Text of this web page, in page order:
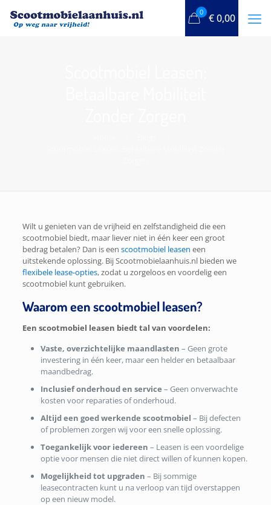
0 €0,00
Wilt u genieten van de vrijheid en zelfstandigheid die een
scootmobiel biedt, maar liever niet in één keer een groot
bedrag betalen? Dan is een scootmobiel leasen een
uitstekende oplossing. Bij Scootmobielaanhuis.nl bieden we
flexibele lease-opties, zodat u zorgeloos en voordelig een
scootmobiel kunt gebruiken.
Waarom een scootmobiel leasen?
Een scootmobiel leasen biedt tal van voordelen:
Vaste, overzichtelijke maandlasten – Geen grote
investering in één keer, maar een helder en betaalbaar
maandbedrag.
Inclusief onderhoud en service – Geen onverwachte
kosten voor reparaties of onderhoud.
Altijd een goed werkende scootmobiel – Bij defecten
of problemen zorgen wij voor een snelle oplossing.
Toegankelijk voor iedereen – Leasen is een voordelige
optie voor mensen die niet direct willen of kunnen kopen.
Mogelijkheid tot upgraden – Bij sommige
leasecontracten kunt u na verloop van tijd overstappen
op een nieuw model.